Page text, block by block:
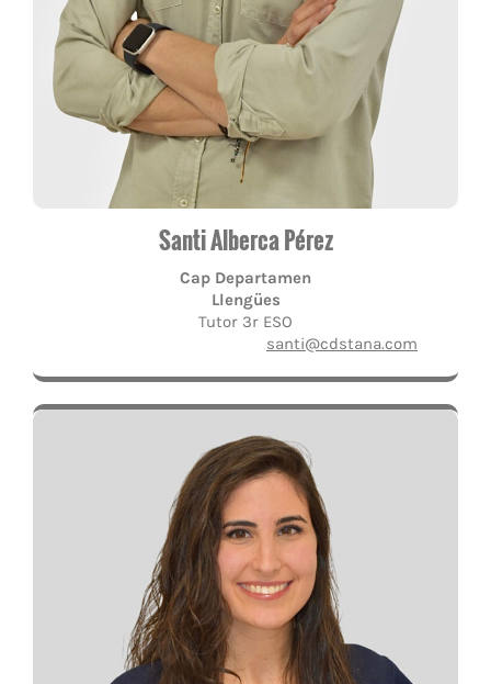
Santi Alberca Pérez
Cap Departamen
Llengües
Tutor 3r ESO
santi@cdstana.com